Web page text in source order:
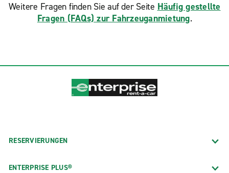
Weitere Fragen finden Sie auf der Seite Häufig gestellte
Fragen (FAQs) zur Fahrzeuganmietung.
RESERVIERUNGEN
ENTERPRISE PLUS®